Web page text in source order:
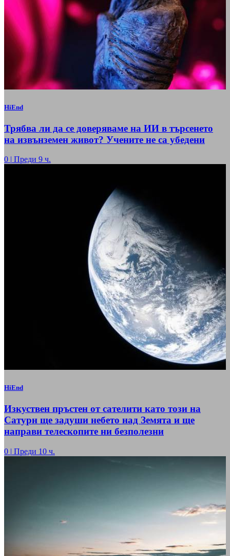
HiEnd
Трябва ли да се доверяваме на ИИ в търсенето
на извънземен живот? Учените не са убедени
0 Преди 9 ч.
HiEnd
Изкуствен пръстен от сателити като този на
Сатурн ще задуши небето над Земята и ще
направи телескопите ни безполезни
0 | Преди 10 ч.